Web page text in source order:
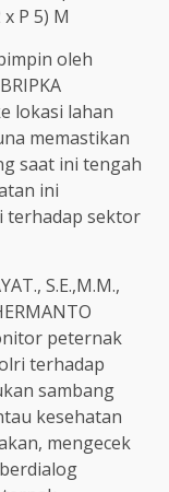
P 5) M
oleh
lokasi lahan
memastikan
saat ini tengah
ini
terhadap sektor
S.E.,M.M.,
peternak
terhadap
sambang
kesehatan
mengecek